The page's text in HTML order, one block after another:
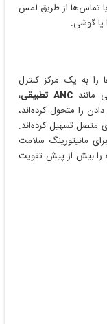
تماس‌ها از طریق لمس
یا گوشی.
را به یک مرکز کنترل
مانند
ANC تطبیقی،
را متحول کرده‌اند،
متصل تسهیل کرده‌اند.
مانیتورینگ سلامت
را بیش از پیش تقویت